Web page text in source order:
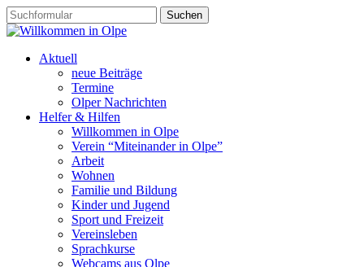
Aktuell
neue Beiträge
Termine
Olper Nachrichten
Helfer & Hilfen
Willkommen in Olpe
Verein “Miteinander in Olpe”
Arbeit
Wohnen
Familie und Bildung
Kinder und Jugend
Sport und Freizeit
Vereinsleben
Sprachkurse
Webcams aus Olpe